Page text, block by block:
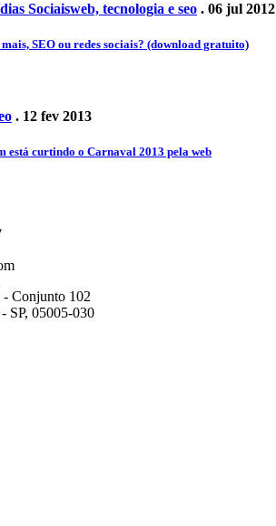
Sociaisweb, tecnologia e seo . 06 jul 2012
SEO ou redes sociais? (download gratuito)
. 12 fev 2013
está curtindo o Carnaval 2013 pela web
- Conjunto 102
SP, 05005-030